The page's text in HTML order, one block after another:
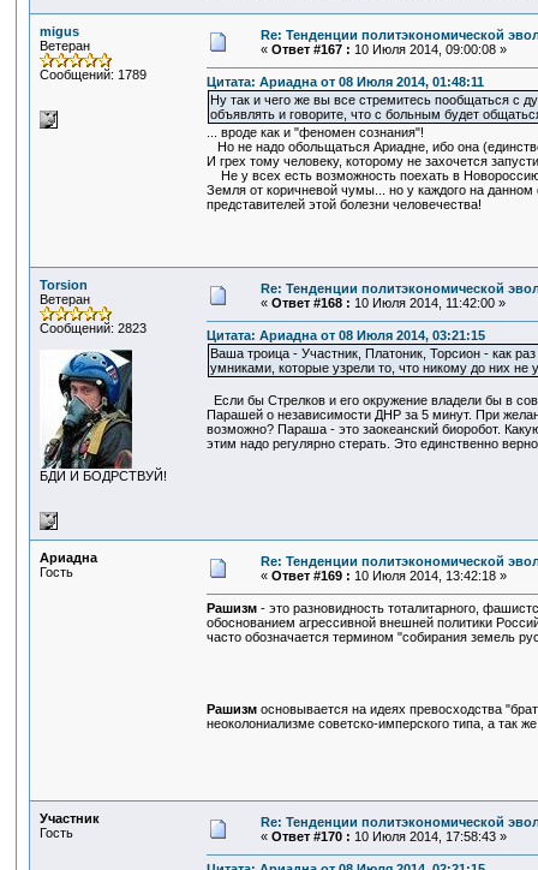
migus
Ветеран
Сообщений: 1789
Re: Тенденции политэкономической
« Ответ #167 : 10 Июля 2014, 09:00:08 »
Цитата: Ариадна от 08 Июля 2014, 01:48:11
Ну так и чего же вы все стремитесь пообщаться с
объявлять и говорите, что с больным будет
... вроде как и "феномен сознания"!
Но не надо обольщаться Ариадне, ибо она
И грех тому человеку, которому не захочется
Не у всех есть возможность поехать в
Земля от коричневой чумы... но у каждого на
представителей этой болезни человечества!
Torsion
Ветеран
Сообщений: 2823
БДИ И БОДРСТВУЙ!
Re: Тенденции политэкономической
« Ответ #168 : 10 Июля 2014, 11:42:00 »
Цитата: Ариадна от 08 Июля 2014, 03:21:15
Ваша троица - Участник, Платоник, Торсион - как
умниками, которые узрели то, что никому до них не
Если бы Стрелков и его окружение владели бы в
Парашей о независимости ДНР за 5 минут. При
возможно? Параша - это заокеанский биоробот.
этим надо регулярно стерать. Это единственно
Ариадна
Гость
Re: Тенденции политэкономической
« Ответ #169 : 10 Июля 2014, 13:42:18 »
Рашизм - это разновидность тоталитарного,
обоснованием агрессивной внешней политики
часто обозначается термином "собирания земель
Рашизм основывается на идеях превосходства
неоколониализме советско-имперского типа, а так
Участник
Гость
Re: Тенденции политэкономической
« Ответ #170 : 10 Июля 2014, 17:58:43 »